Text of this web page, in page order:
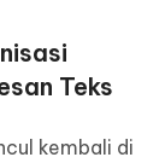
Teks
kembali di